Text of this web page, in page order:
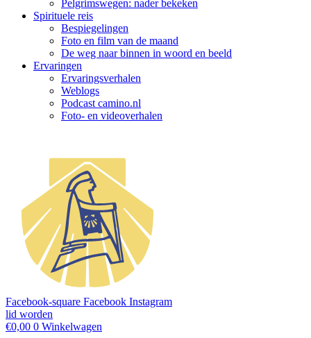
Pelgrimswegen: nader bekeken
Spirituele reis
Bespiegelingen
Foto en film van de maand
De weg naar binnen in woord en beeld
Ervaringen
Ervaringsverhalen
Weblogs
Podcast camino.nl
Foto- en videoverhalen
Facebook-square Facebook Instagram
lid worden
€0,00 0 Winkelwagen